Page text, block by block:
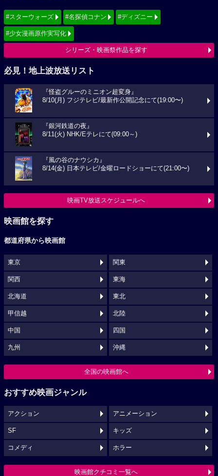
#スターウォーズ #名探偵コナン #ディズニー
#少女漫画原作実写化
シリーズ・映画祭作品を探す
必見！地上波放送リスト
『怪盗グルーのミニオン超変身』
8/10(月) フジテレビ/最新作公開記念にて(19:00〜)
『銀河鉄道の夜』
8/11(火) NHK/Eテレにて(09:00～)
『風の谷のナウシカ』
8/14(金) 日本テレビ/金曜ロードショーにて(21:00〜)
映画TV放送スケジュールへ
映画館を探す
都道府県から映画館
東京 関東
関西 東海
北海道 東北
甲信越 北陸
中国 四国
九州 沖縄
全国の映画館へ
おすすめ映画ジャンル
アクション アニメーション
SF キッズ
コメディ ホラー
映画館クチコミ一覧へ